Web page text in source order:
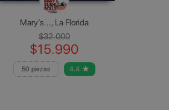
Mary’s..., La Florida
$32.000
$15.990
50 piezas 4.4